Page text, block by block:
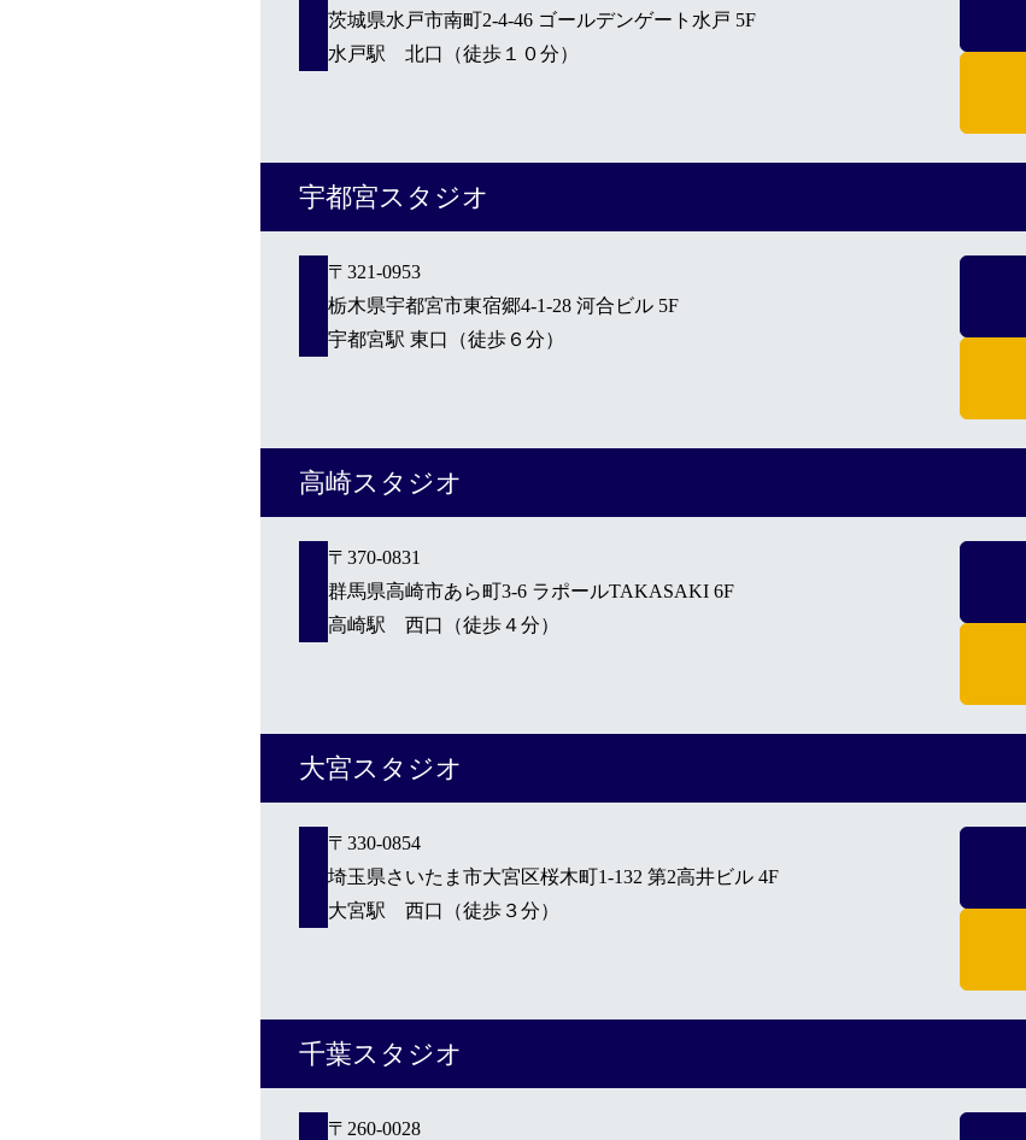
茨城県水戸市南町2-4-46 ゴールデンゲート水戸 5F
水戸駅 北口（徒歩１０分）
宇都宮スタジオ
〒321-0953
栃木県宇都宮市東宿郷4-1-28 河合ビル 5F
宇都宮駅 東口（徒歩６分）
高崎スタジオ
〒370-0831
群馬県高崎市あら町3-6 ラポールTAKASAKI 6F
高崎駅 西口（徒歩４分）
大宮スタジオ
〒330-0854
埼玉県さいたま市大宮区桜木町1-132 第2高井ビル 4F
大宮駅 西口（徒歩３分）
千葉スタジオ
〒260-0028